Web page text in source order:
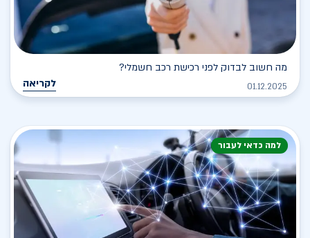
מה חשוב לבדוק לפני רכישת רכב חשמלי?
01.12.2025 לקריאה
למה כדאי לעבור